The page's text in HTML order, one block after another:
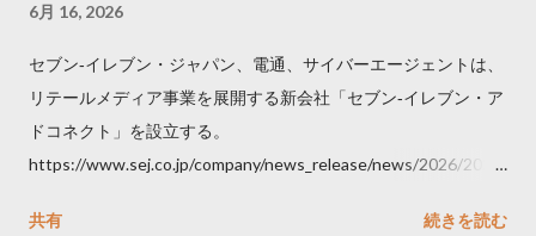
6月 16, 2026
セブン‐イレブン・ジャパン、電通、サイバーエージェントは、
リテールメディア事業を展開する新会社「セブン‐イレブン・ア
ドコネクト」を設立する。
https://www.sej.co.jp/company/news_release/news/2026/2026
共有
続きを読む